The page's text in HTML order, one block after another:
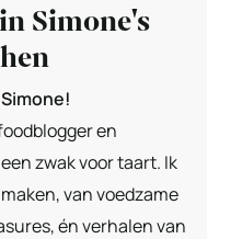
Simone's
en
zwak voor taart. Ik
van voedzame
én verhalen van